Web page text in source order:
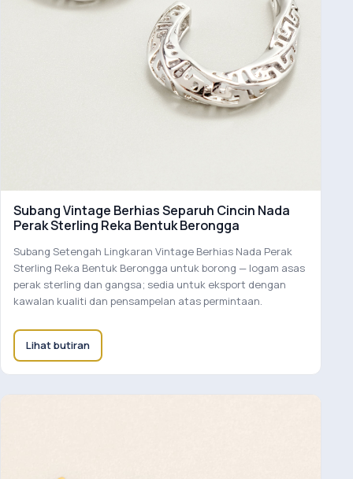
Subang Vintage Berhias Separuh Cincin Nada
Perak Sterling Reka Bentuk Berongga
Subang Setengah Lingkaran Vintage Berhias Nada Perak
Sterling Reka Bentuk Berongga untuk borong — logam asas
perak sterling dan gangsa; sedia untuk eksport dengan
kawalan kualiti dan pensampelan atas permintaan.
Lihat butiran